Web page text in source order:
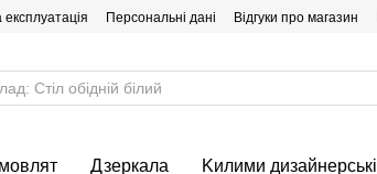
експлуатація Персональні дані Відгуки про магазин
Дзеркала Kилими дизайнерські